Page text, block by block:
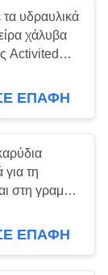
υδραυλικά
χάλυβα
Activited
ΕΠΑΦΉ
τη
στη γραμμή
ΕΠΑΦΉ